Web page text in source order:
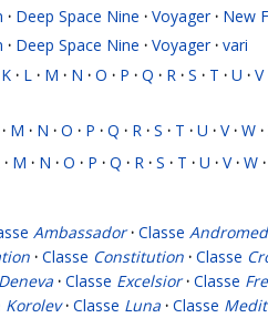
· Deep Space Nine · Voyager · New
· Deep Space Nine · Voyager · vari
K · L · M · N · O · P · Q · R · S · T · U · V
· M · N · O · P · Q · R · S · T · U · V · W ·
· M · N · O · P · Q · R · S · T · U · V · W ·
Ambassador · Classe
· Classe Constitution · Classe
Deneva · Classe Excelsior · Classe
Korolev · Classe Luna · Classe